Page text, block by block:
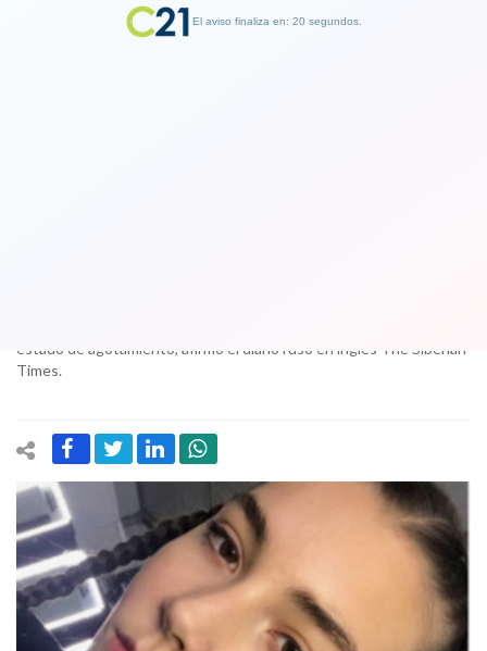
estado de agotamiento, afirmó el diario ruso en inglés The Siberian
Times.
El aviso finaliza en: 19 segundos.